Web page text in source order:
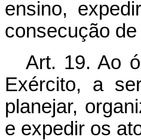
ensino,
consecução
Art. 19. Ao
Exército, a
planejar,
e expedir os